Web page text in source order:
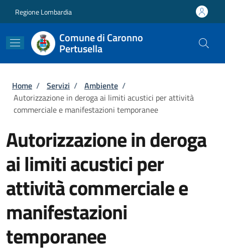
Regione Lombardia
Comune di Caronno
Pertusella
Briciole di pane
Home / Servizi / Ambiente /
Autorizzazione in deroga ai limiti acustici per attività
commerciale e manifestazioni temporanee
Autorizzazione in deroga
ai limiti acustici per
attività commerciale e
manifestazioni
temporanee